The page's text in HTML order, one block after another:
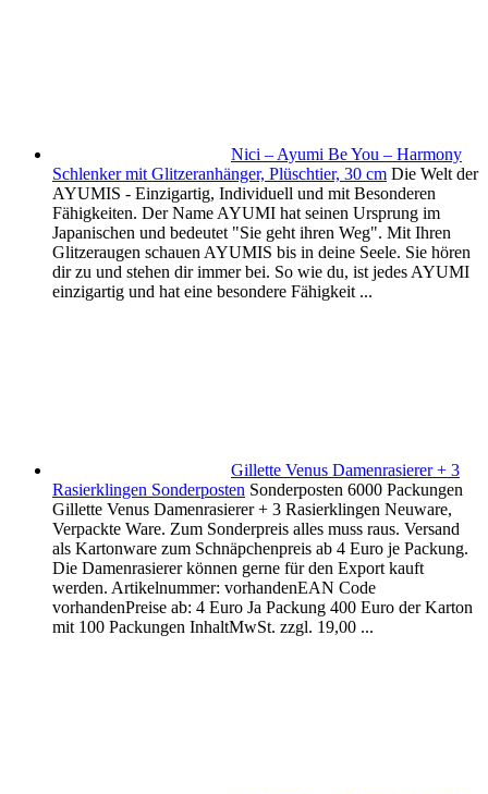
Nici – Ayumi Be You – Harmony
Schlenker mit Glitzeranhänger, Plüschtier, 30 cm Die Welt der
AYUMIS - Einzigartig, Individuell und mit Besonderen
Fähigkeiten. Der Name AYUMI hat seinen Ursprung im
Japanischen und bedeutet "Sie geht ihren Weg". Mit Ihren
Glitzeraugen schauen AYUMIS bis in deine Seele. Sie hören
dir zu und stehen dir immer bei. So wie du, ist jedes AYUMI
einzigartig und hat eine besondere Fähigkeit ...
Gillette Venus Damenrasierer + 3
Rasierklingen Sonderposten Sonderposten 6000 Packungen
Gillette Venus Damenrasierer + 3 Rasierklingen Neuware,
Verpackte Ware. Zum Sonderpreis alles muss raus. Versand
als Kartonware zum Schnäpchenpreis ab 4 Euro je Packung.
Die Damenrasierer können gerne für den Export kauft
werden. Artikelnummer: vorhandenEAN Code
vorhandenPreise ab: 4 Euro Ja Packung 400 Euro der Karton
mit 100 Packungen InhaltMwSt. zzgl. 19,00 ...